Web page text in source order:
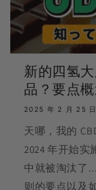
新的四氢
品？要点
2025 年 2 月 25 日
天哪，我的
2024 年开始
中就被淘汰了
则的要点以及